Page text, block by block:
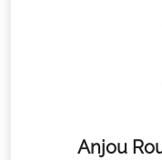
Anjou